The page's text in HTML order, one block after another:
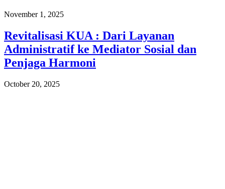
November 1, 2025
Revitalisasi KUA : Dari Layanan
Administratif ke Mediator Sosial dan
Penjaga Harmoni
October 20, 2025